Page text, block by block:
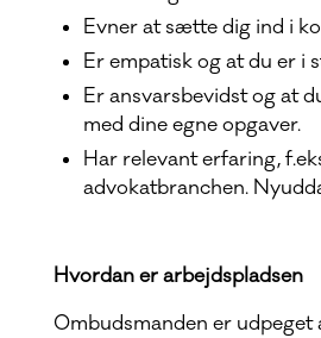
Evner at sætte dig ind i
Er empatisk og at du er i
Er ansvarsbevidst og at
med dine egne opgaver.
Har relevant erfaring,
advokatbranchen.
Hvordan er arbejdspladsen
Ombudsmanden er